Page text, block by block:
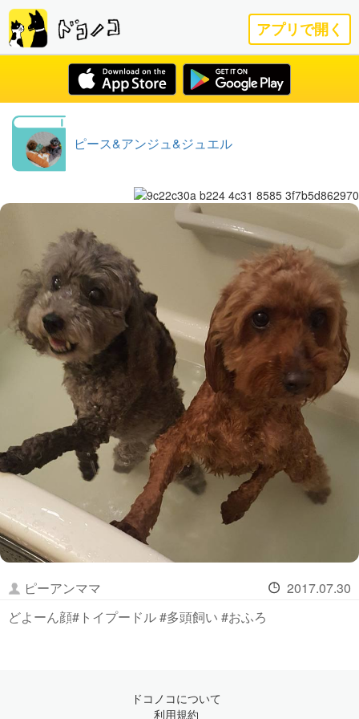
アプリで開く
ピース&アンジュ&ジュエル
ピーアンママ
2017.07.30
どよーん顔#トイプードル #多頭飼い #おふろ
ドコノコについて
利用規約